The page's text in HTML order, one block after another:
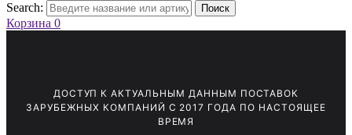
Search:
Поиск
Корзина 0
ДОСТУП К АКТУАЛЬНЫМ ДАННЫМ ПОСТАВОК
ЗАРУБЕЖНЫХ КОМПАНИЙ С 2017 ГОДА ПО НАСТОЯЩЕЕ
ВРЕМЯ